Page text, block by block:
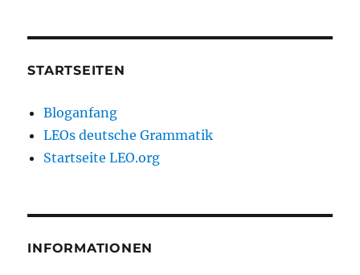
STARTSEITEN
Bloganfang
LEOs deutsche Grammatik
Startseite LEO.org
INFORMATIONEN